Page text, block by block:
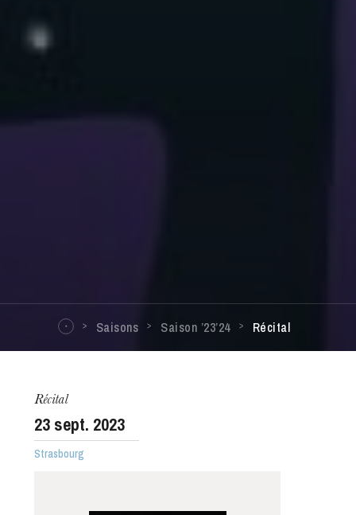
Saisons Saison ’23’24 Récital
Récital
23 sept. 2023
Strasbourg